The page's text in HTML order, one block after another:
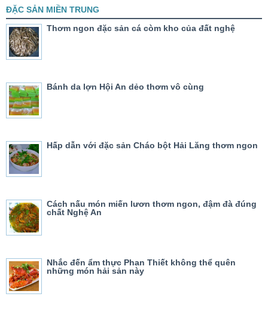
ĐẶC SẢN MIỀN TRUNG
Thơm ngon đặc sản cá còm kho của đất nghệ
Bánh da lợn Hội An dẻo thơm vô cùng
Hấp dẫn với đặc sản Cháo bột Hải Lăng thơm ngon
Cách nấu món miến lươn thơm ngon, đậm đà đúng
chất Nghệ An
Nhắc đến ẩm thực Phan Thiết không thể quên
những món hải sản này